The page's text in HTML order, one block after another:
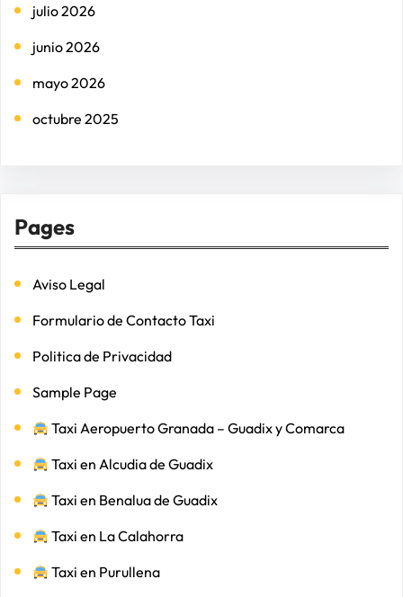
julio 2026
junio 2026
mayo 2026
octubre 2025
Pages
Aviso Legal
Formulario de Contacto Taxi
Politica de Privacidad
Sample Page
Taxi Aeropuerto Granada – Guadix y Comarca
Taxi en Alcudia de Guadix
Taxi en Benalua de Guadix
Taxi en La Calahorra
Taxi en Purullena